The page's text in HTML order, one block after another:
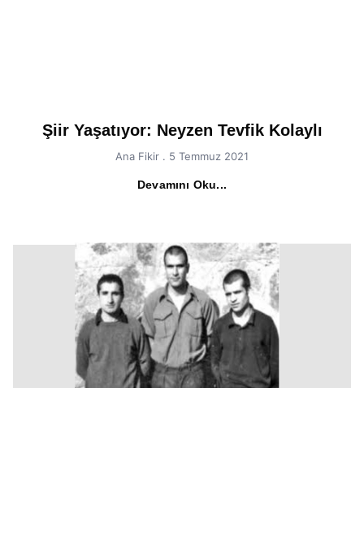
Şiir Yaşatıyor: Neyzen Tevfik Kolaylı
Ana Fikir 5 Temmuz 2021
Devamını Oku...